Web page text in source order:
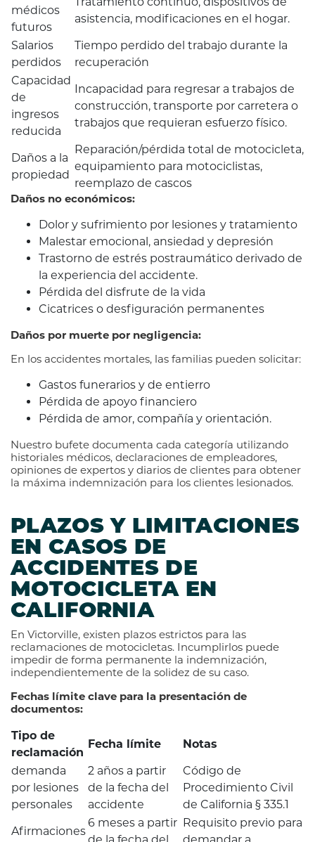
médicos
futuros
asistencia, modificaciones en el hogar.
Salarios
perdidos
Tiempo perdido del trabajo durante la
recuperación
Capacidad
de
ingresos
reducida
Incapacidad para regresar a trabajos de
construcción, transporte por carretera o
trabajos que requieran esfuerzo físico.
Daños a la
propiedad
Reparación/pérdida total de motocicleta,
equipamiento para motociclistas,
reemplazo de cascos
Daños no económicos:
Dolor y sufrimiento por lesiones y tratamiento
Malestar emocional, ansiedad y depresión
Trastorno de estrés postraumático derivado de
la experiencia del accidente.
Pérdida del disfrute de la vida
Cicatrices o desfiguración permanentes
Daños por muerte por negligencia:
En los accidentes mortales, las familias pueden solicitar:
Gastos funerarios y de entierro
Pérdida de apoyo financiero
Pérdida de amor, compañía y orientación.
Nuestro bufete documenta cada categoría utilizando
historiales médicos, declaraciones de empleadores,
opiniones de expertos y diarios de clientes para obtener
la máxima indemnización para los clientes lesionados.
PLAZOS Y LIMITACIONES
EN CASOS DE
ACCIDENTES DE
MOTOCICLETA EN
CALIFORNIA
En Victorville, existen plazos estrictos para las
reclamaciones de motocicletas. Incumplirlos puede
impedir de forma permanente la indemnización,
independientemente de la solidez de su caso.
Fechas límite clave para la presentación de
documentos:
Tipo de
reclamación
Fecha límite
Notas
demanda
por lesiones
personales
2 años a partir
de la fecha del
accidente
Código de
Procedimiento Civil
de California § 335.1
Afirmaciones
6 meses a partir
de la fecha del
Requisito previo para
demandar a